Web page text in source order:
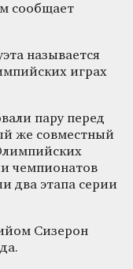
сообщает
называется
играх
пару перед
же совместный
чемпионатов
два этапа серии
Сизерон